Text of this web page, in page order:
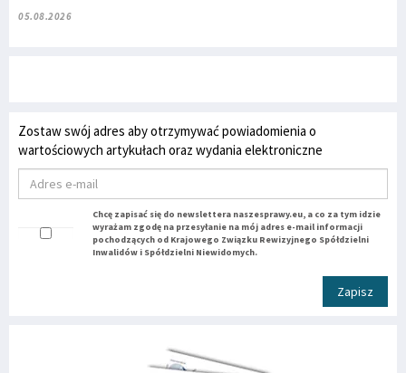
05.08.2026
Zostaw swój adres aby otrzymywać powiadomienia o
wartościowych artykułach oraz wydania elektroniczne
Chcę zapisać się do newslettera naszesprawy.eu, a co za tym idzie
wyrażam zgodę na przesyłanie na mój adres e-mail informacji
pochodzących od Krajowego Związku Rewizyjnego Spółdzielni
Inwalidów i Spółdzielni Niewidomych.
Zapisz